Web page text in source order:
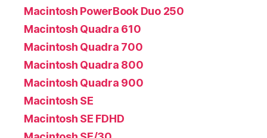
Macintosh PowerBook Duo 250
Macintosh Quadra 610
Macintosh Quadra 700
Macintosh Quadra 800
Macintosh Quadra 900
Macintosh SE
Macintosh SE FDHD